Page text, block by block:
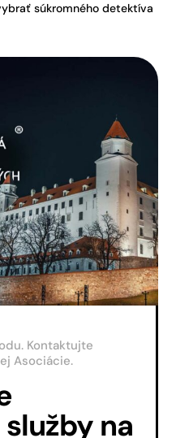
súkromného detektíva
Kontaktujte
Asociácie.
na